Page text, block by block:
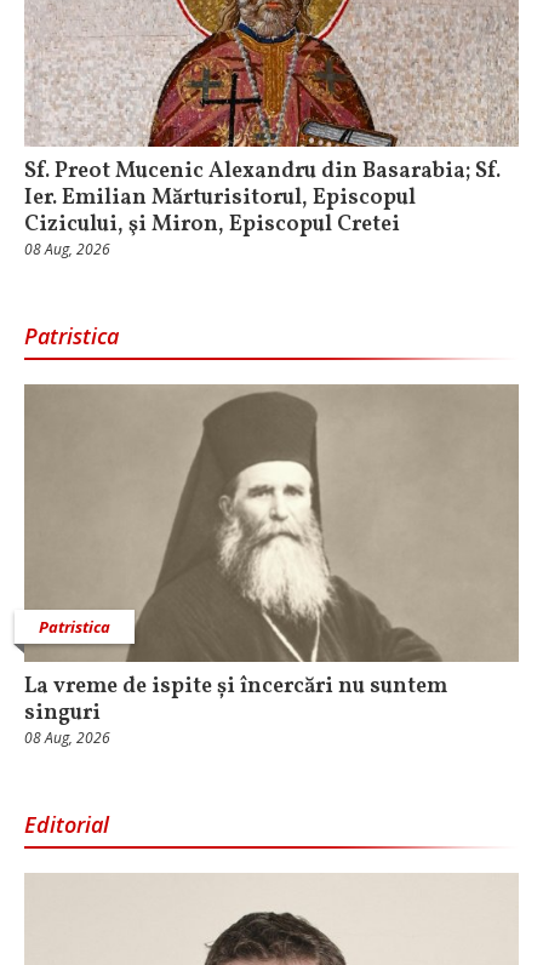
Sf. Preot Mucenic Alexandru din Basarabia; Sf.
Ier. Emilian Mărturisitorul, Episcopul
Cizicului, şi Miron, Episcopul Cretei
08 Aug, 2026
Patristica
Patristica
La vreme de ispite și încercări nu suntem
singuri
08 Aug, 2026
Editorial